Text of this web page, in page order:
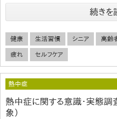
続きを
健康 生活習慣 シニア 高齢
疲れ セルフケア
熱中症
熱中症に関する意識・実態
象）